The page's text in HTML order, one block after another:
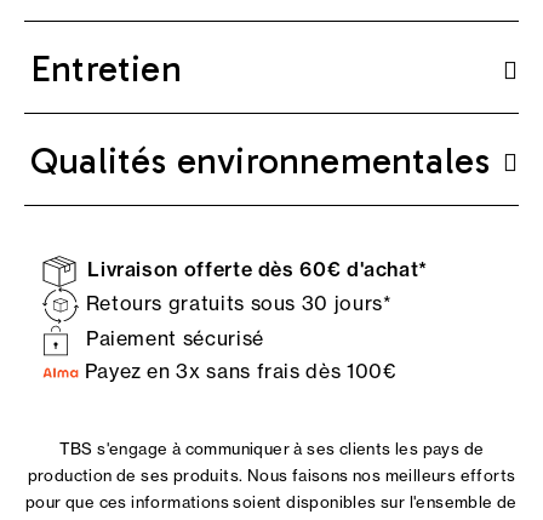
Entretien
Qualités environnementales
Livraison offerte dès 60€ d'achat*
Retours gratuits sous 30 jours*
Paiement sécurisé
Payez en 3x sans frais dès 100€
TBS s'engage à communiquer à ses clients les pays de
production de ses produits. Nous faisons nos meilleurs efforts
pour que ces informations soient disponibles sur l'ensemble de